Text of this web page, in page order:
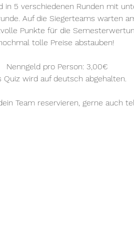
in 5 verschiedenen Runden mit
Auf die Siegerteams warten
Punkte für die
tolle Preise abstauben!
Nenngeld pro Person: 3,00€
Quiz wird auf deutsch abgehalten.
Team reservieren, gerne auch